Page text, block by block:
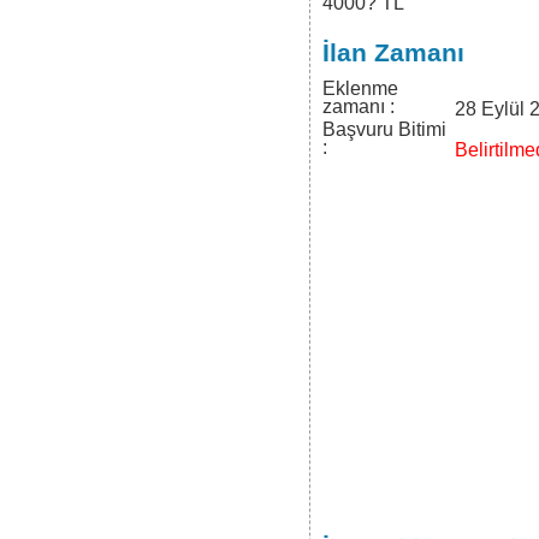
İlan Zamanı
Eklenme
zamanı :
28 Eylül
Başvuru Bitimi
: